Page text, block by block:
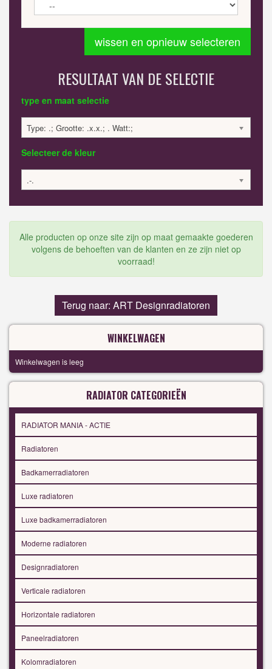
wissen en opnieuw selecteren
RESULTAAT VAN DE SELECTIE
type en maat selectie
Type: .; Grootte: .x.x.; . Watt:;
Selecteer de kleur
.-.
Alle producten op onze site zijn op maat gemaakte goederen
volgens de behoeften van de klanten en ze zijn niet op
voorraad!
Terug naar: ART Designradiatoren
WINKELWAGEN
Winkelwagen is leeg
RADIATOR CATEGORIEËN
RADIATOR MANIA - ACTIE
Radiatoren
Badkamerradiatoren
Luxe radiatoren
Luxe badkamerradiatoren
Moderne radiatoren
Designradiatoren
Verticale radiatoren
Horizontale radiatoren
Paneelradiatoren
Kolomradiatoren